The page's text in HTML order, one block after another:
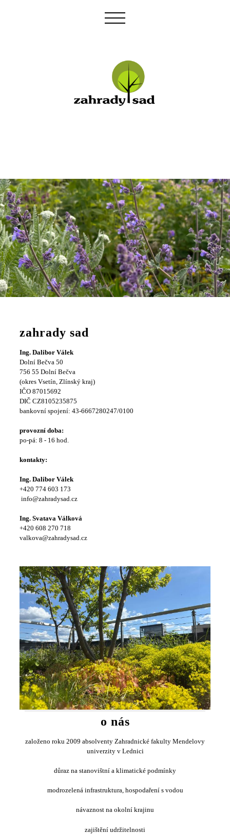
zahrady sad
Ing. Dalibor Válek
Dolní Bečva 50
756 55 Dolní Bečva
(okres Vsetín, Zlínský kraj)
IČO 87015692
DIČ CZ8105235875
bankovní spojení: 43-6667280247/0100
provozní doba:
po-pá: 8 - 16 hod.
kontakty:
Ing. Dalibor Válek
+420 774 603 173
info@zahradysad.cz
Ing. Svatava Válková
+420 608 270 718
valkova@zahradysad.cz
o nás
založeno roku 2009 absolventy Zahradnické fakulty Mendelovy
univerzity v Lednici
důraz na stanovištní a klimatické podmínky
modrozelená infrastruktura, hospodaření s vodou
návaznost na okolní krajinu
zajištění udržitelnosti